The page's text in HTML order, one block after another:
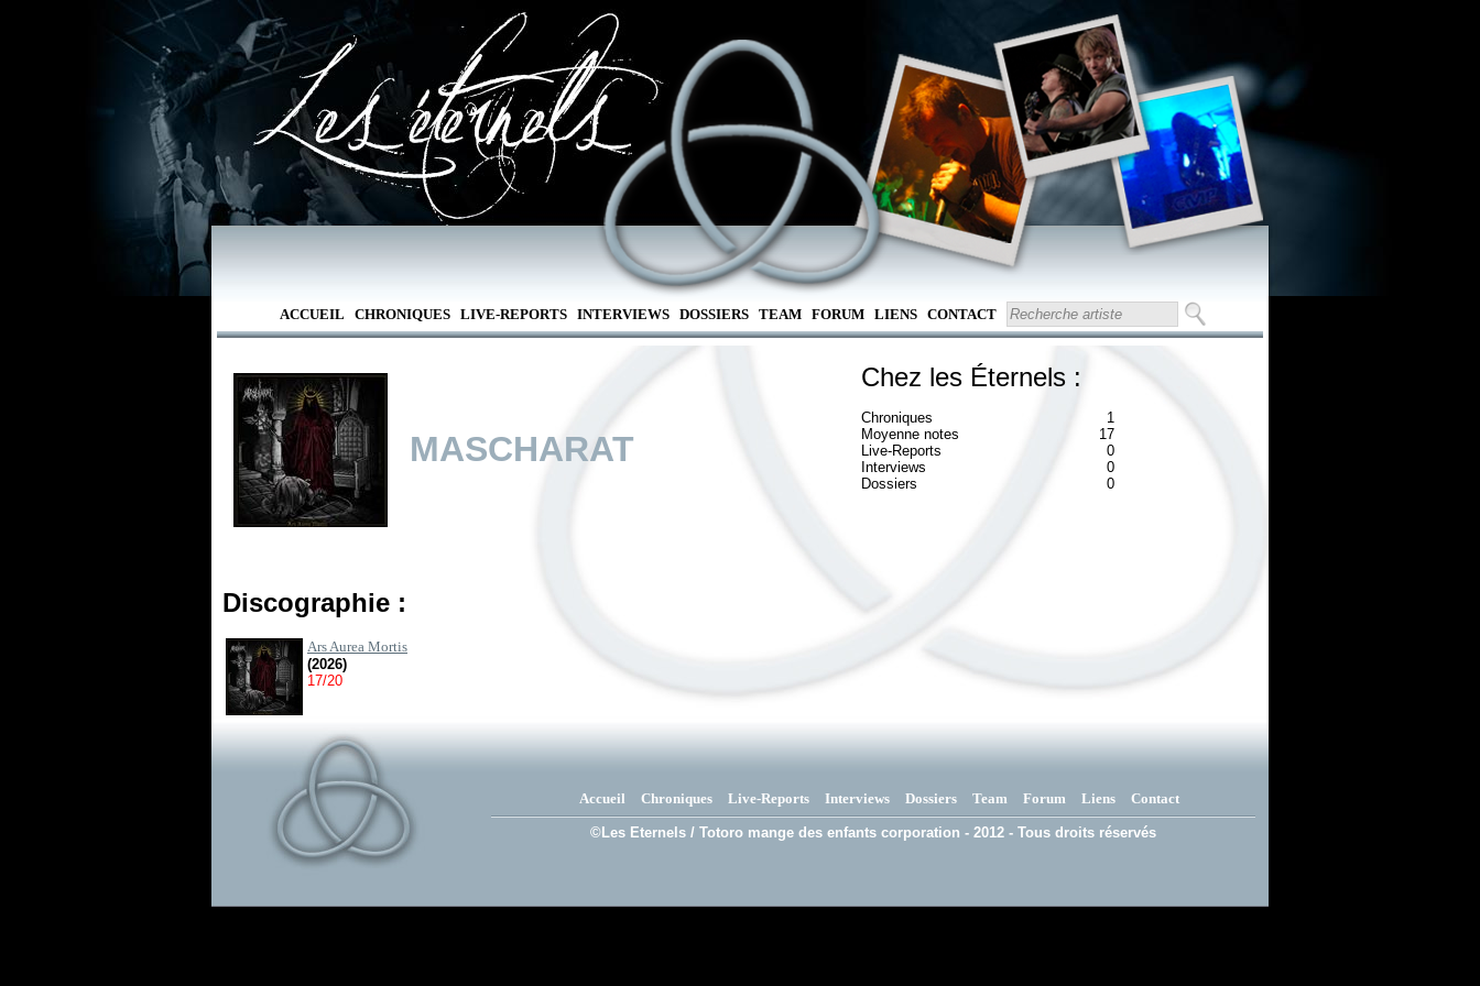
ACCUEIL CHRONIQUES LIVE-REPORTS INTERVIEWS DOSSIERS TEAM FORUM LIENS CONTACT
MASCHARAT
Chez les Éternels :
Chroniques
1
Moyenne notes
17
Live-Reports
0
Interviews
0
Dossiers
0
Discographie :
Ars Aurea Mortis
(2026)
17/20
Accueil Chroniques Live-Reports Interviews Dossiers Team Forum Liens Contact
©Les Eternels / Totoro mange des enfants corporation - 2012 - Tous droits réservés